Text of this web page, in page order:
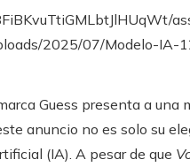
Guess presenta a una
anuncio no es solo su
(IA). A pesar de que